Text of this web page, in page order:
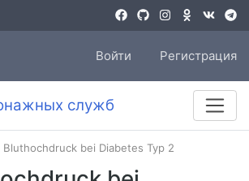
Войти Регистрация
служб
Bluthochdruck bei Diabetes Typ 2